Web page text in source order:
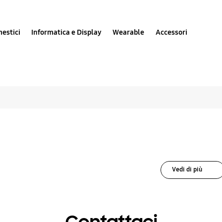
Informatica e Display Wearable Accessori
Vedi di più